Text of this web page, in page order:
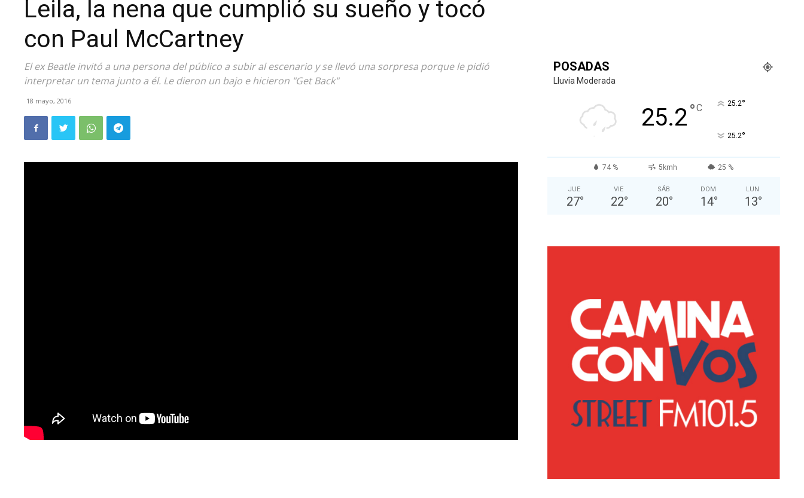
Leila, la nena que cumplió su sueño y tocó
con Paul McCartney
El ex Beatle invitó a una persona del público a subir al escenario y se llevó una sorpresa porque le pidió
interpretar un tema junto a él. Le dieron un bajo e hicieron "Get Back"
18 mayo, 2016
POSADAS
Lluvia Moderada
25.2°C 25.2°
25.2°
74 % 5kmh 25 %
JUE
27°
VIE
22°
SÁB
20°
DOM
14°
LUN
13°